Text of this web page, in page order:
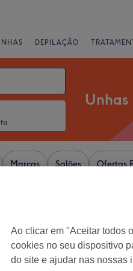
DEPILAÇÃO
Marcas Salões Ofertas
& extensões em Distrito de Leiria
Gisa Ferreira Beauty
5,0
43
Ao clicar em "Aceitar todos
cookies no seu dispositivo
do site e ajudar nas nossas